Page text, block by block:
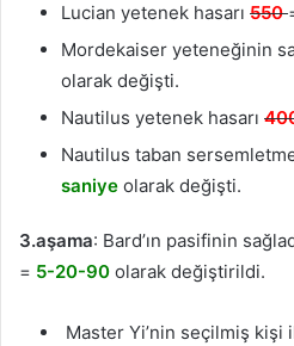
Lucian yetenek hasarı 550
Mordekaiser yeteneğinin
olarak değişti.
Nautilus yetenek hasarı
Nautilus taban
saniye olarak değişti.
3.aşama: Bard’ın pasifinin
= 5-20-90 olarak değiştirildi.
Master Yi’nin seçilmiş